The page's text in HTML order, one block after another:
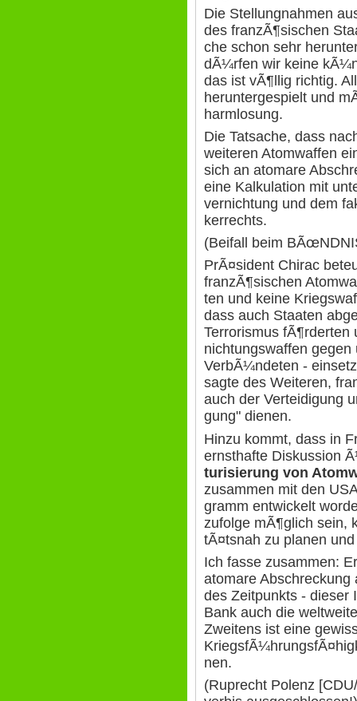
Die Stellungnahmen
des franzÃ¶sischen
che schon sehr
dÃ¼rfen wir keine
das ist vÃ¶llig richtig.
heruntergespielt und
harmlosung.
Die Tatsache, dass
weiteren Atomwaffen
sich an atomare
eine Kalkulation mit
vernichtung und dem
kerrechts.
(Beifall beim
PrÃ¤sident Chirac
franzÃ¶sischen
ten und keine
dass auch Staaten
Terrorismus
nichtungswaffen
VerbÃ¼ndeten -
sagte des Weiteren,
auch der Verteidigung
gung" dienen.
Hinzu kommt, dass in
ernsthafte Diskussion
turisierung von
zusammen mit den
gramm entwickelt
zufolge mÃ¶glich sein,
tÃ¤tsnah zu planen
Ich fasse zusammen:
atomare Abschreckung
des Zeitpunkts - dieser
Bank auch die
Zweitens ist eine
nen.
(Ruprecht Polenz